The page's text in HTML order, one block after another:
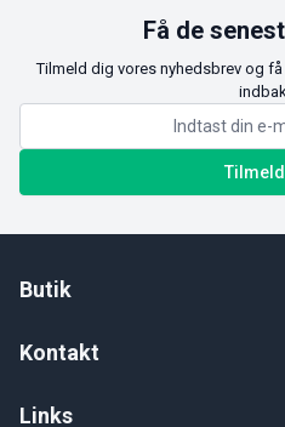
Få de
Tilmeld dig vores nyhedsbrev og
Butik
Kontakt
Links